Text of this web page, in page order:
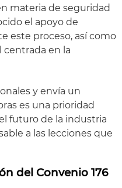
materia de seguridad
el apoyo de
este proceso, así como
centrada en la
y envía un
es una prioridad
futuro de la industria
a las lecciones que
del Convenio 176